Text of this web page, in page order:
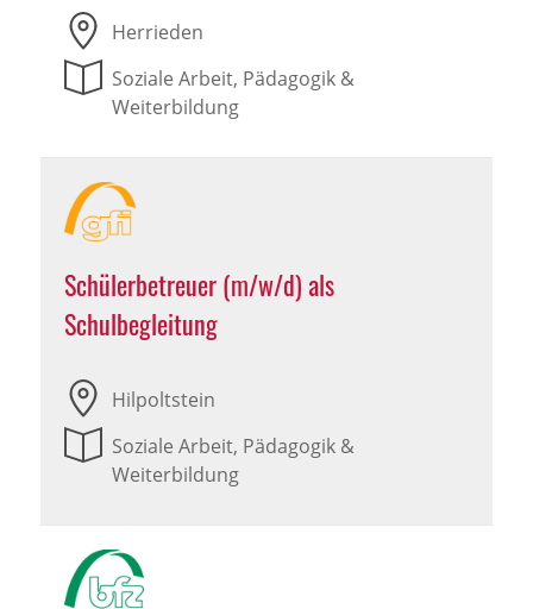
Herrieden
Soziale Arbeit, Pädagogik &
Weiterbildung
Schülerbetreuer (m/w/d) als
Schulbegleitung
Hilpoltstein
Soziale Arbeit, Pädagogik &
Weiterbildung